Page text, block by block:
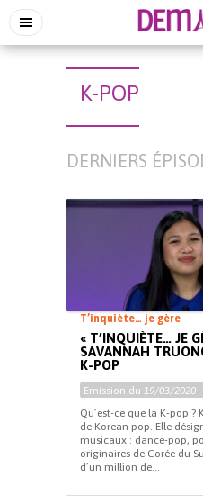
K-POP
DERNIERS
T’inquiète… je gère
« T’INQUIÈTE… JE
SAVANNAH
K-POP
Emission du 19/03/2020
Qu’est-ce que la K-pop ?
de Korean pop. Elle
musicaux : dance-pop,
originaires de Corée du
d’un million de...